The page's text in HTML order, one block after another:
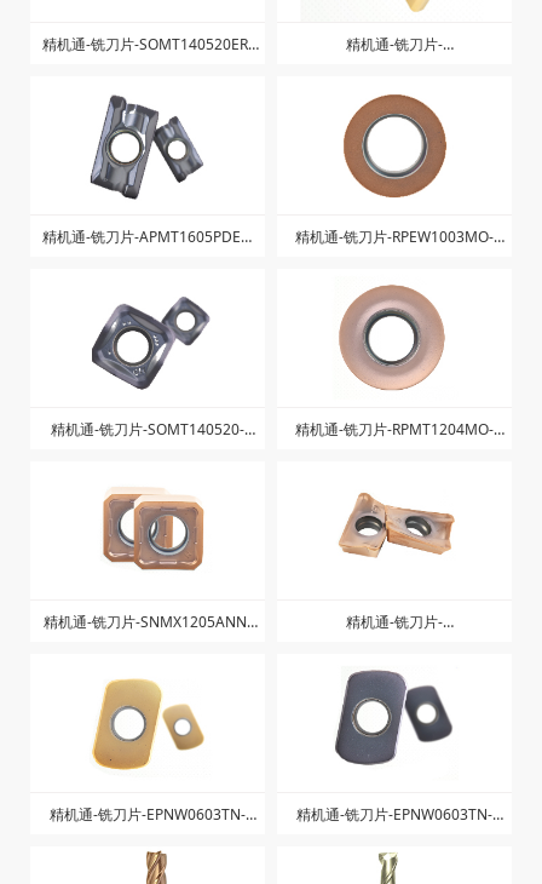
精机通-铣刀片-SOMT140520ER- 精机通-铣刀片-
精机通-铣刀片-APMT1605PDER- 精机通-铣刀片-RPEW1003MO-
精机通-铣刀片-SOMT140520- 精机通-铣刀片-RPMT1204MO-
精机通-铣刀片-SNMX1205ANN- 精机通-铣刀片-
精机通-铣刀片-EPNW0603TN-
ZK1225
精机通-铣刀片-EPNW0603TN-
ZK1025